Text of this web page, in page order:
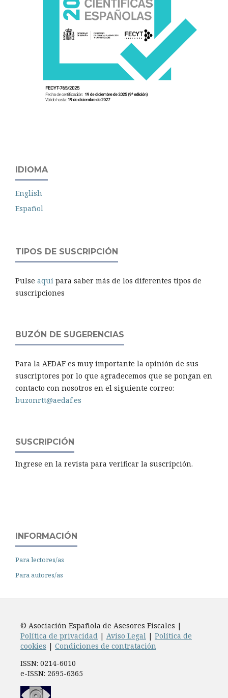
IDIOMA
English
Español
TIPOS DE SUSCRIPCIÓN
Pulse aquí para saber más de los diferentes tipos de
suscripciones
BUZÓN DE SUGERENCIAS
Para la AEDAF es muy importante la opinión de sus
suscriptores por lo que agradecemos que se pongan en
contacto con nosotros en el siguiente correo:
buzonrtt@aedaf.es
SUSCRIPCIÓN
Ingrese en la revista para verificar la suscripción.
INFORMACIÓN
Para lectores/as
Para autores/as
© Asociación Española de Asesores Fiscales |
Política de privacidad| Aviso Legal| Política de
cookies | Condiciones de contratación
ISSN: 0214-6010
e-ISSN: 2695-6365